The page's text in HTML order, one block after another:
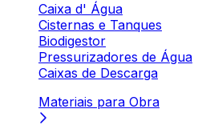
Caixa d' Água
Cisternas e Tanques
Biodigestor
Pressurizadores de Água
Caixas de Descarga
Materiais para Obra